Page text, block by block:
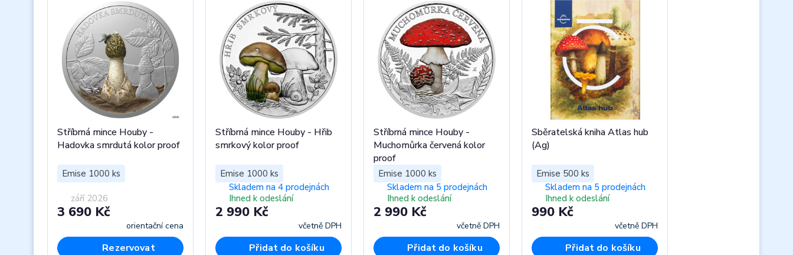
Stříbrná mince Houby -
Hadovka smrdutá kolor proof
Emise 1000 ks
září 2026
3 690 Kč
orientační cena
Rezervovat
Stříbrná mince Houby - Hřib
smrkový kolor proof
Emise 1000 ks
Skladem na 4 prodejnách
Ihned k odeslání
2 990 Kč
včetně DPH
Přidat do košíku
Stříbrná mince Houby -
Muchomůrka červená kolor
proof
Emise 1000 ks
Skladem na 5 prodejnách
Ihned k odeslání
2 990 Kč
včetně DPH
Přidat do košíku
Sběratelská kniha Atlas hub
(Ag)
Emise 500 ks
Skladem na 5 prodejnách
Ihned k odeslání
990 Kč
včetně DPH
Přidat do košíku